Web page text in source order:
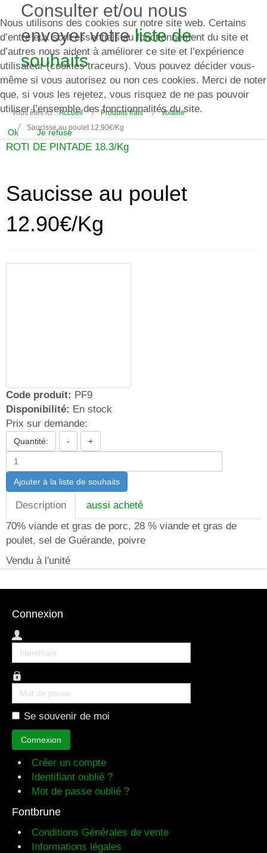
Consulter et/ou nous
envoyer votreliste de
souhaits
Vous êtes ici : Accueil Produits frais
Volaille
Saucisse au poulet 12.90€/Kg
ROTI DE PINTADE 18.3/Kg
Saucisse au poulet
12.90€/Kg
Code produit: PF9
Disponibilité: En stock
Prix sur demande:
Quantité: - +
Ajouter à la liste de souhaits
Description
aussi acheté
70% viande et gras de porc, 28 % viande et gras de
poulet, sel de Guérande, poivre
Vendu à l'unité
Connexion
Identifiant
Mot
de
passeSe souvenir de moi
Connexion
Créer un compte
Identifiant oublié ?
Mot de passe oublié ?
Fontbrune
Conditions Générales de vente
Informations légales
Nous utilisons des cookies sur notre site web. Certains
d’entre eux sont essentiels au fonctionnement du site et
d’autres nous aident à améliorer ce site et l’expérience
utilisateur (cookies traceurs). Vous pouvez décider vous-
même si vous autorisez ou non ces cookies. Merci de noter
que, si vous les rejetez, vous risquez de ne pas pouvoir
utiliser l’ensemble des fonctionnalités du site.
Ok Je refuse